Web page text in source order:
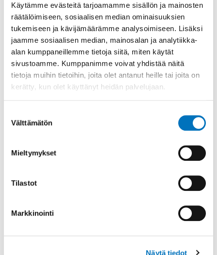
Käytämme evästeitä tarjoamamme sisällön ja mainosten
räätälöimiseen, sosiaalisen median ominaisuuksien
tukemiseen ja kävijämäärämme analysoimiseen. Lisäksi
jaamme sosiaalisen median, mainosalan ja analytiikka-
alan kumppaneillemme tietoja siitä, miten käytät
sivustoamme. Kumppanimme voivat yhdistää näitä
tietoja muihin tietoihin, joita olet antanut heille tai joita on
kerätty, kun olet käyttänyt heidän palvelujaan.
valinta
Välttämätön
Mieltymykset
Tilastot
Markkinointi
Näytä tiedot
Takaisin ESKEn videot sivulle.
Jaa sosiaalisessa mediassa